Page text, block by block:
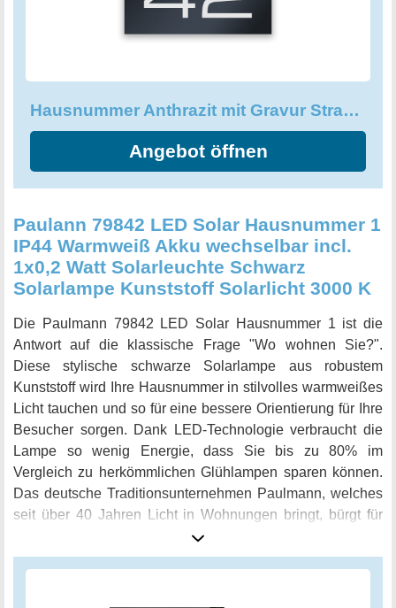
Hausnummer Anthrazit mit Gravur Straßenname und Nummer personalisiert Hausnummernschild
Angebot öffnen
Paulann 79842 LED Solar Hausnummer 1
IP44 Warmweiß Akku wechselbar incl.
1x0,2 Watt Solarleuchte Schwarz
Solarlampe Kunststoff Solarlicht 3000 K
Die Paulmann 79842 LED Solar Hausnummer 1 ist die
Antwort auf die klassische Frage "Wo wohnen Sie?".
Diese stylische schwarze Solarlampe aus robustem
Kunststoff wird Ihre Hausnummer in stilvolles warmweißes
Licht tauchen und so für eine bessere Orientierung für Ihre
Besucher sorgen. Dank LED-Technologie verbraucht die
Lampe so wenig Energie, dass Sie bis zu 80% im
Vergleich zu herkömmlichen Glühlampen sparen können.
Das deutsche Traditionsunternehmen Paulmann, welches
seit über 40 Jahren Licht in Wohnungen bringt, bürgt für
eine herausragende Qualität. Mit einer Farbtemperatur von
3000 Kelvin erzeugt die Lampe ein warmweißes Licht,